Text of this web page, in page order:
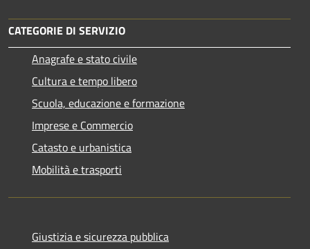
CATEGORIE DI SERVIZIO
Anagrafe e stato civile
Cultura e tempo libero
Scuola, educazione e formazione
Imprese e Commercio
Catasto e urbanistica
Mobilità e trasporti
Giustizia e sicurezza pubblica